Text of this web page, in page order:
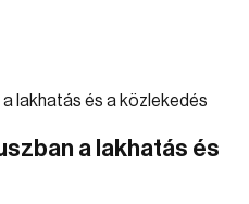
a lakhatás és